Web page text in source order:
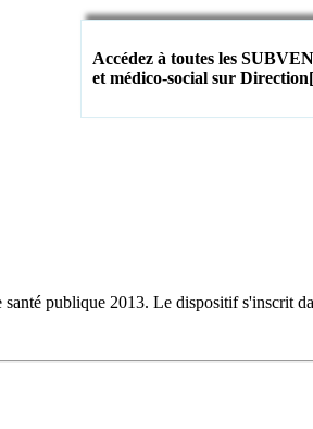
Accédez à toutes les
et médico-social sur
publique 2013. Le dispositif s'inscrit